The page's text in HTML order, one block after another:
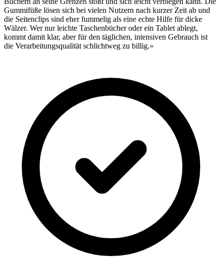
Gummifüße lösen sich bei vielen Nutzern nach kurzer Zeit ab und
die Seitenclips sind eher fummelig als eine echte Hilfe für dicke
Wälzer. Wer nur leichte Taschenbücher oder ein Tablet ablegt,
kommt damit klar, aber für den täglichen, intensiven Gebrauch ist
die Verarbeitungsqualität schlichtweg zu billig.»